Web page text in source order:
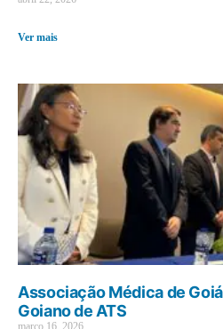
Ver mais
Associação Médica de
Goiano de ATS